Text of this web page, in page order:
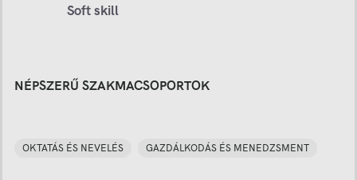
Soft skill
NÉPSZERŰ SZAKMACSOPORTOK
OKTATÁS ÉS NEVELÉS GAZDÁLKODÁS ÉS MENEDZSMENT